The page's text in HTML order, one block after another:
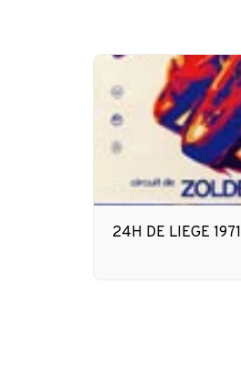
24H DE LIEGE 1971